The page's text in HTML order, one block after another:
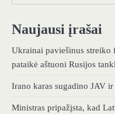
Naujausi įrašai
Ukrainai paviešinus streiko
pataikė aštuoni Rusijos
Irano karas sugadino JAV
Ministras pripažįsta, kad